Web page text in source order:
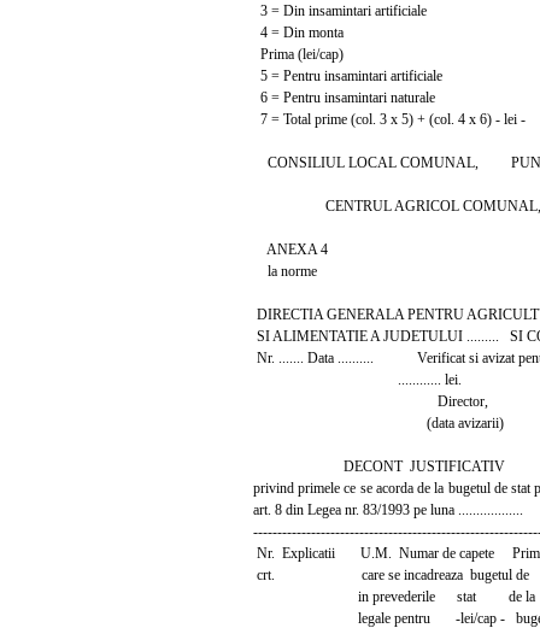
3 = Din insamintari artificiale
4 = Din monta
Prima (lei/cap)
5 = Pentru insamintari artificiale
6 = Pentru insamintari naturale
7 = Total prime (col. 3 x 5) + (col. 4 x 6) - lei -
CONSILIUL LOCAL COMUNAL,
CENTRUL AGRICOL COMUNAL,
ANEXA 4
la norme
DIRECTIA GENERALA PENTRU
SI ALIMENTATIE A JUDETULUI ......... SI
Nr. ....... Data .......... Verificat si avizat
............ lei.
Director,
(data avizarii)
DECONT JUSTIFICATIV
privind primele ce se acorda de la bugetul de
art. 8 din Legea nr. 83/1993 pe luna ..................
Nr. Explicatii U.M. Numar de capete Prima
crt. care se incadreaza bugetul de
in prevederile stat de la
legale pentru -lei/cap -